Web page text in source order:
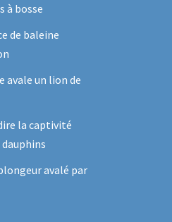
à bosse
de baleine
avale un lion de
la captivité
avalé par